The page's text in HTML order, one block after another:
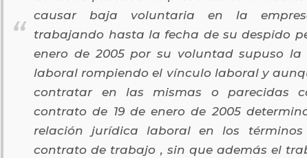
causar baja voluntaria en la
trabajando hasta la fecha de su despido
enero de 2005 por su voluntad supuso
laboral rompiendo el vínculo laboral y
contratar en las mismas o parecidas
contrato de 19 de enero de 2005
relación jurídica laboral en los
contrato de trabajo , sin que además el